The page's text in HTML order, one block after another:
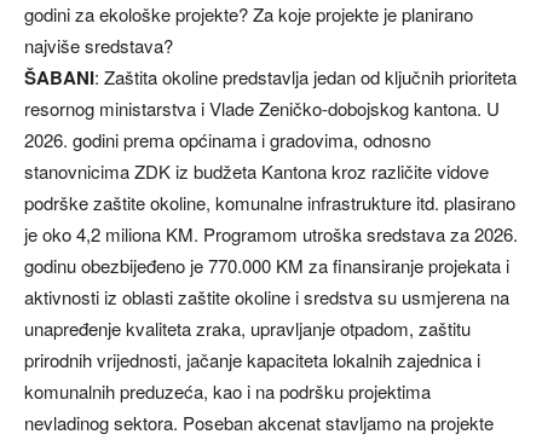
godini za ekološke projekte? Za koje projekte je planirano
najviše sredstava?
ŠABANI: Zaštita okoline predstavlja jedan od ključnih prioriteta
resornog ministarstva i Vlade Zeničko-dobojskog kantona. U
2026. godini prema općinama i gradovima, odnosno
stanovnicima ZDK iz budžeta Kantona kroz različite vidove
podrške zaštite okoline, komunalne infrastrukture itd. plasirano
je oko 4,2 miliona KM. Programom utroška sredstava za 2026.
godinu obezbijeđeno je 770.000 KM za finansiranje projekata i
aktivnosti iz oblasti zaštite okoline i sredstva su usmjerena na
unapređenje kvaliteta zraka, upravljanje otpadom, zaštitu
prirodnih vrijednosti, jačanje kapaciteta lokalnih zajednica i
komunalnih preduzeća, kao i na podršku projektima
nevladinog sektora. Poseban akcenat stavljamo na projekte